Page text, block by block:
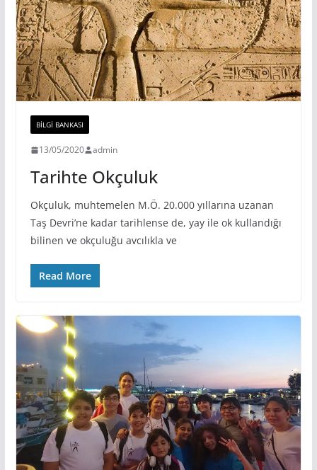
BILGI BANKASI
13/05/2020 admin
Tarihte Okçuluk
Okçuluk, muhtemelen M.Ö. 20.000 yıllarına uzanan
Taş Devri’ne kadar tarihlense de, yay ile ok kullandığı
bilinen ve okçuluğu avcılıkla ve
Read More